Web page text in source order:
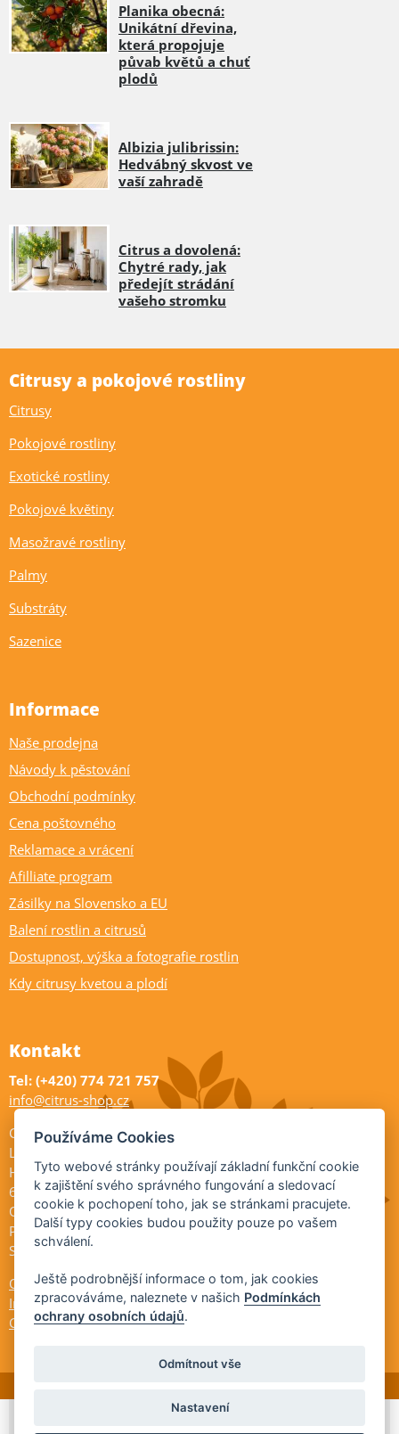
Planika obecná:
Unikátní dřevina,
která propojuje
půvab květů a chuť
plodů
Albizia julibrissin:
Hedvábný skvost ve
vaší zahradě
Citrus a dovolená:
Chytré rady, jak
předejít strádání
vašeho stromku
Citrusy a pokojové rostliny
Citrusy
Pokojové rostliny
Exotické rostliny
Pokojové květiny
Masožravé rostliny
Palmy
Substráty
Sazenice
Informace
Naše prodejna
Návody k pěstování
Obchodní podmínky
Cena poštovného
Reklamace a vrácení
Afilliate program
Zásilky na Slovensko a EU
Balení rostlin a citrusů
Dostupnost, výška a fotografie rostlin
Kdy citrusy kvetou a plodí
Kontakt
Tel: (+420) 774 721 757
info@citrus-shop.cz
Citrus shop zahradnictví
Legionářů 2
Hodonín
695 01
Otevřeno:
Po-Pá 9-17
So 9-11:30
Ochrana osobních údajů
Informace ÚKZÚZ
Cookies
Používáme Cookies
Tyto webové stránky používají základní funkční cookie
k zajištění svého správného fungování a sledovací
cookie k pochopení toho, jak se stránkami pracujete.
Další typy cookies budou použity pouze po vašem
schválení.
Ještě podrobnější informace o tom, jak cookies
zpracováváme, naleznete v našich Podmínkách
ochrany osobních údajů.
Odmítnout vše
Nastavení